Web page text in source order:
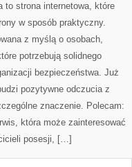
to strona internetowa, które
w sposób praktyczny.
z myślą o osobach,
potrzebują solidnego
bezpieczeństwa. Już
pozytywne odczucia z
znaczenie. Polecam:
która może zainteresować
posesji, […]